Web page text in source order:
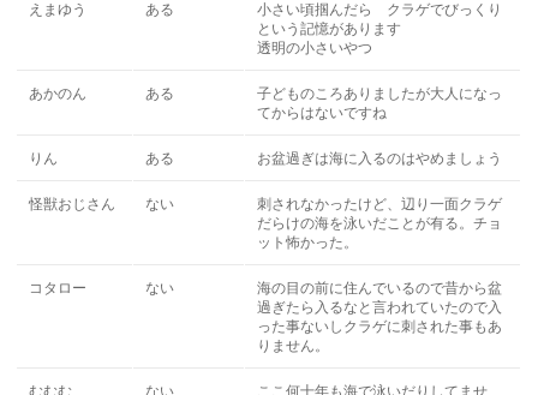
えまゆう ある
小さい頃掴んだら クラゲでびっくり
という記憶があります
透明の小さいやつ
あかのん ある
子どものころありましたが大人になっ
てからはないですね
りん ある お盆過ぎは海に入るのはやめましょう
怪獣おじさん ない
刺されなかったけど、辺り一面クラゲ
だらけの海を泳いだことが有る。チョ
ット怖かった。
コタロー ない
海の目の前に住んでいるので昔から盆
過ぎたら入るなと言われていたので入
った事ないしクラゲに刺された事もあ
りません。
むむむ ない ここ何十年も海で泳いだりしてませ